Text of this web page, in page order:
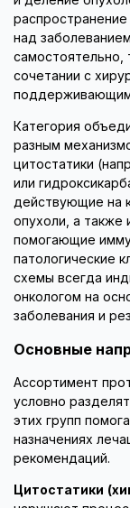
над
самостоятельно,
сочетании с
Категория
разным
цитостатики
или
действующие на
опухоли, а также
помогающие
патологические
схемы всегда
онкологом на
заболевания и
Основные
Ассортимент
условно
этих групп
назначениях
рекомендаций.
Цитостатики